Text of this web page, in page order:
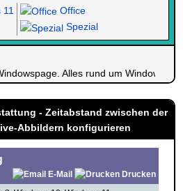
Office
Spezial
Alles rund um Windows.
- Zeitabstand zwischen der
Abbildern konfigurieren
E-Mail
Drucken